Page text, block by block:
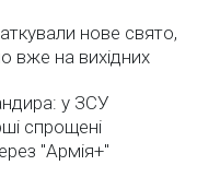
нове свято,
вже на вихідних
у ЗСУ
спрощені
"Армія+"